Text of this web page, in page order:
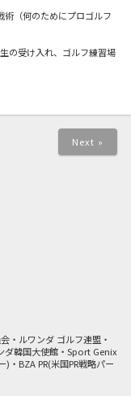
（何のためにプロゴルフ
の受け入れ、ゴルフ練習場
Next »
・ルワンダ ゴルフ連盟・
ダ韓国大使館・Sport Genix
BZA PR(米国PR戦略パー